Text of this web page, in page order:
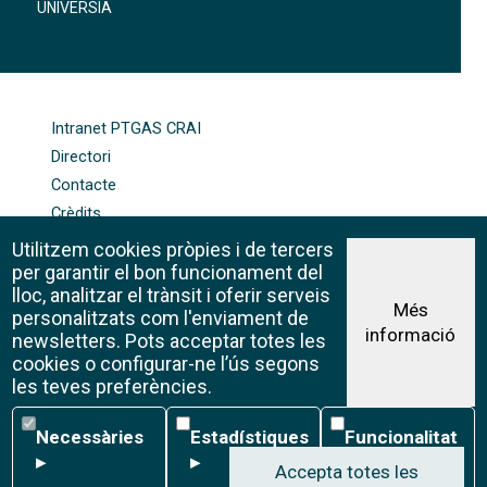
UNIVERSIA
Intranet PTGAS CRAI
Directori
Contacte
Crèdits
Mapa web
Política de galetes
Avís legal
©CRAI Universitat de Barcelona
Creative Commons 4.0
Utilitzem cookies pròpies i de tercers
per garantir el bon funcionament del
lloc, analitzar el trànsit i oferir serveis
personalitzats com l'enviament de
newsletters. Pots acceptar totes les
cookies o configurar-ne l’ús segons
les teves preferències.
Més
informació
Necessàries
Necessàries
▸
Estadístiques
Estadístiques
▸
Funcionalitat
Funcionalitat
▸
Accepta totes les